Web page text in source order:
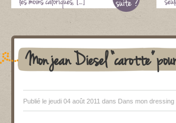
Mon jean Diesel “carotte”
Publié le jeudi 04 août 2011 dans Dans mon dressing